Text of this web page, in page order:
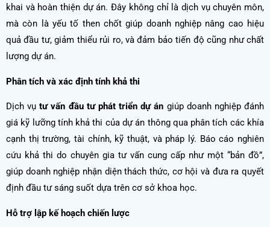
khai và hoàn thiện dự án. Đây không chỉ là dịch vụ chuyên môn,
mà còn là yếu tố then chốt giúp doanh nghiệp nâng cao hiệu
quả đầu tư, giảm thiểu rủi ro, và đảm bảo tiến độ cũng như chất
lượng dự án.
Phân tích và xác định tính khả thi
Dịch vụtư vấn đầu tư phát triển dự án giúp doanh nghiệp đánh
giá kỹ lưỡng tính khả thi của dự án thông qua phân tích các khía
cạnh thị trường, tài chính, kỹ thuật, và pháp lý. Báo cáo nghiên
cứu khả thi do chuyên gia tư vấn cung cấp như một “bản đồ”,
giúp doanh nghiệp nhận diện thách thức, cơ hội và đưa ra quyết
định đầu tư sáng suốt dựa trên cơ sở khoa học.
Hỗ trợ lập kế hoạch chiến lược